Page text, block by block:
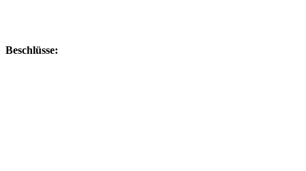
Beschlüsse: